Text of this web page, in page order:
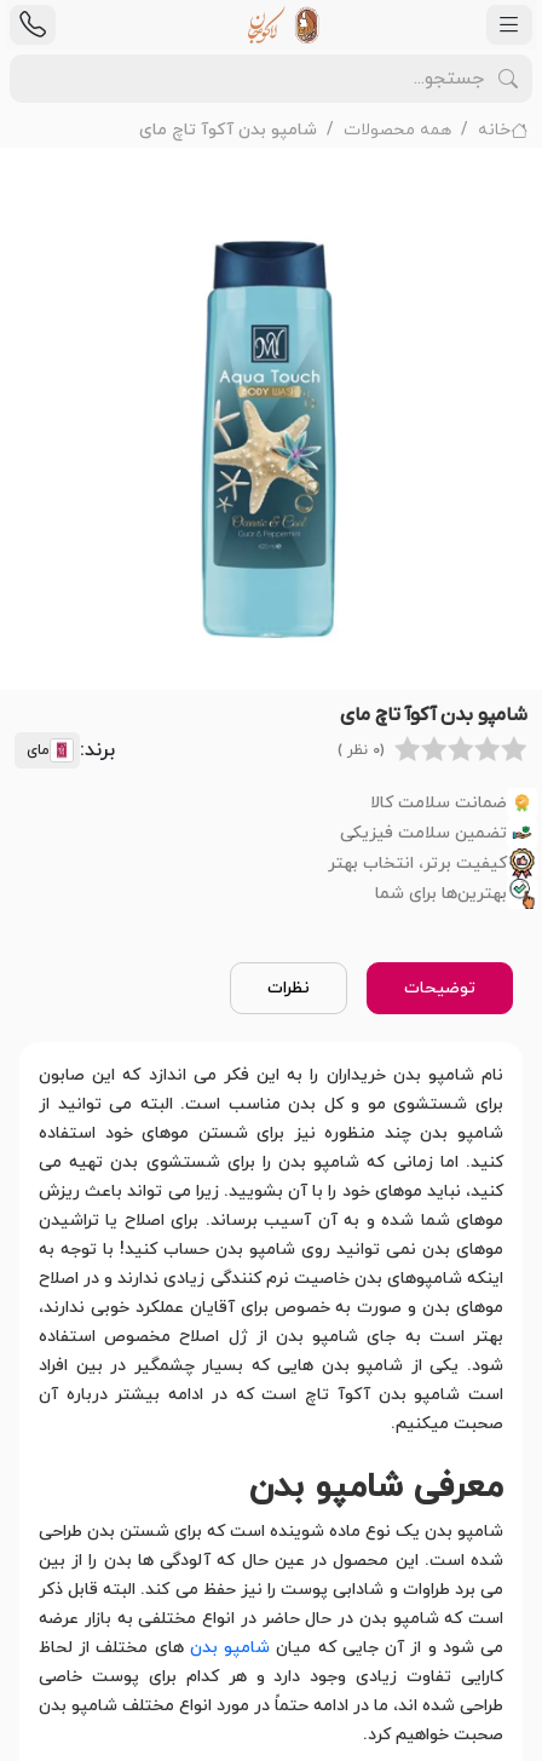
خانه همه محصولات شامپو بدن آکوآ تاچ مای
شامپو بدن آکوآ تاچ مای
(0 نظر ) برند: مای
ضمانت سلامت کالا
تضمین سلامت فیزیکی
کیفیت برتر، انتخاب بهتر
بهترین‌ها برای شما
توضیحات نظرات
نام شامپو بدن خریداران را به این فکر می اندازد که این صابون
برای شستشوی مو و کل بدن مناسب است. البته می توانید از
شامپو بدن چند منظوره نیز برای شستن موهای خود استفاده
کنید. اما زمانی که شامپو بدن را برای شستشوی بدن تهیه می
کنید، نباید موهای خود را با آن بشویید. زیرا می تواند باعث ریزش
موهای شما شده و به آن آسیب برساند. برای اصلاح یا تراشیدن
موهای بدن نمی توانید روی شامپو بدن حساب کنید! با توجه به
اینکه شامپوهای بدن خاصیت نرم کنندگی زیادی ندارند و در اصلاح
موهای بدن و صورت به خصوص برای آقایان عملکرد خوبی ندارند،
بهتر است به جای شامپو بدن از ژل اصلاح مخصوص استفاده
شود. یکی از شامپو بدن هایی که بسیار چشمگیر در بین افراد
است شامپو بدن آکوآ تاچ است که در ادامه بیشتر درباره آن
صحبت میکنیم.
معرفی شامپو بدن
شامپو بدن یک نوع ماده شوینده است که برای شستن بدن طراحی
شده است. این محصول در عین حال که آلودگی ها بدن را از بین
می برد طراوات و شادابی پوست را نیز حفظ می کند. البته قابل ذکر
است که شامپو بدن در حال حاضر در انواع مختلفی به بازار عرضه
می شود و از آن جایی که میان شامپو بدن های مختلف از لحاظ
کارایی تفاوت زیادی وجود دارد و هر کدام برای پوست خاصی
طراحی شده اند، ما در ادامه حتماً در مورد انواع مختلف شامپو بدن
صحبت خواهیم کرد.